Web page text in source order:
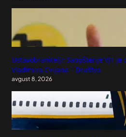
Ustavobranitelji: Saopštenje VJT
Vladimira Cvijana – Društvo
avgust 8, 2026